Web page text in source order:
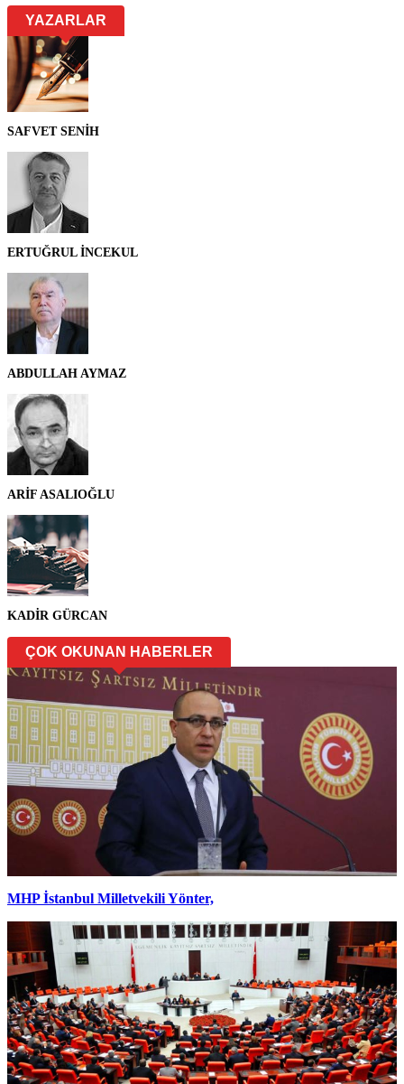
YAZARLAR
SAFVET SENİH
ERTUĞRUL İNCEKUL
ABDULLAH AYMAZ
ARİF ASALIOĞLU
KADİR GÜRCAN
ÇOK OKUNAN HABERLER
MHP İstanbul Milletvekili Yönter,